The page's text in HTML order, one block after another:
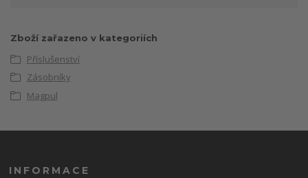
Zboží zařazeno v kategoriích
Příslušenství
Zásobníky
Magpul
INFORMACE